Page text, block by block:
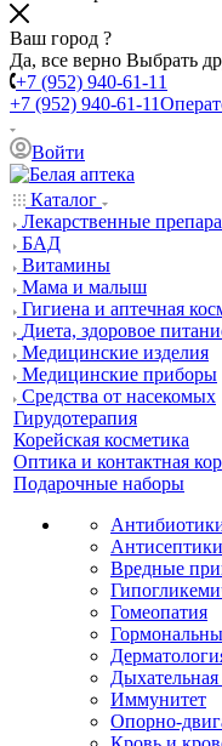
Ваш город ?
Да, все верно Выбрать
+7 (952) 940-61-11
+7 (952) 940-61-11
Войти
Каталог
Лекарственные
БАД
Витамины
Мама и малыш
Гигиена и аптечная
Диета, здоровое
Медицинские изделия
Медицинские приборы
Средства от насекомых
Гирудотерапия
Корейская косметика
Оптика и контактная
Подарочные наборы
Антисептики
Вредные
Гомеопатия
Дыхательная
Иммунитет
Опорно-